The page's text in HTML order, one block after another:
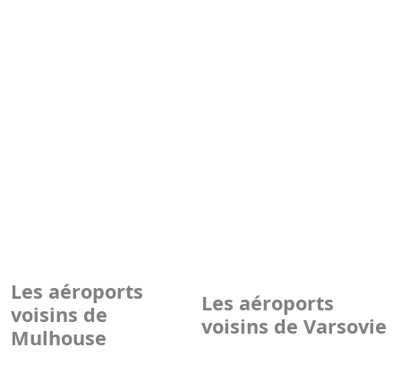
Les aéroports
voisins de
Mulhouse
Les aéroports
voisins de Varsovie